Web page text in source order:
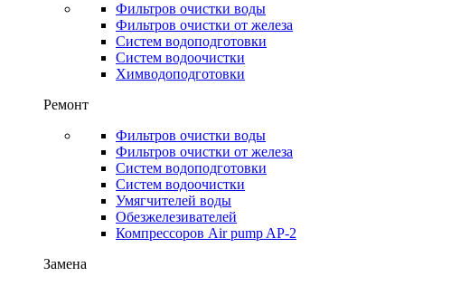
Фильтров очистки воды
Фильтров очистки от железа
Систем водоподготовки
Систем водоочистки
Химводоподготовки
Ремонт
Фильтров очистки воды
Фильтров очистки от железа
Систем водоподготовки
Систем водоочистки
Умягчителей воды
Обезжелезивателей
Компрессоров Air pump AP-2
Замена